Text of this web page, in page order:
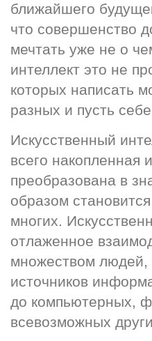
ближайшего
что совершенство
мечтать уже не о
интеллект это не
которых написать
разных и пусть
Искусственный
всего накопленная
преобразована в
образом
многих.
отлаженное
множеством людей,
источников
до компьютерных,
всевозможных